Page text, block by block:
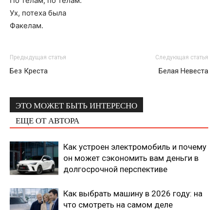
Ух, потеха была
Факелам.
Предыдущая статья
Без Креста
Следующая статья
Белая Невеста
ЭТО МОЖЕТ БЫТЬ ИНТЕРЕСНО
ЕЩЕ ОТ АВТОРА
Как устроен электромобиль и почему
он может сэкономить вам деньги в
долгосрочной перспективе
Как выбрать машину в 2026 году: на
что смотреть на самом деле